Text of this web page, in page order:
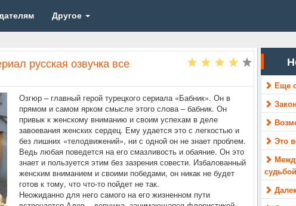
Другое
русская озвучка все
Озгюр – главный герой турецкого сериала «Бабник». Он в
прямом и самом ярком смысле этого слова – бабник. Он
привык к женскому вниманию и своим успехам в деле
завоевания женских сердец. Ему удается это с легкостью и
без лишних «телодвижений», ни с одной он не знает проблем.
Ведь любая поведется на его смазливость и обаяние. Он это
знает и пользуется этим без зазрения совести. Избалованный
женским вниманием и своими победами, он никак не будет
готов к тому, что что-то пойдет не так.
Неожиданно для него самого на его жизненном пути
Еще
Это
судьбой